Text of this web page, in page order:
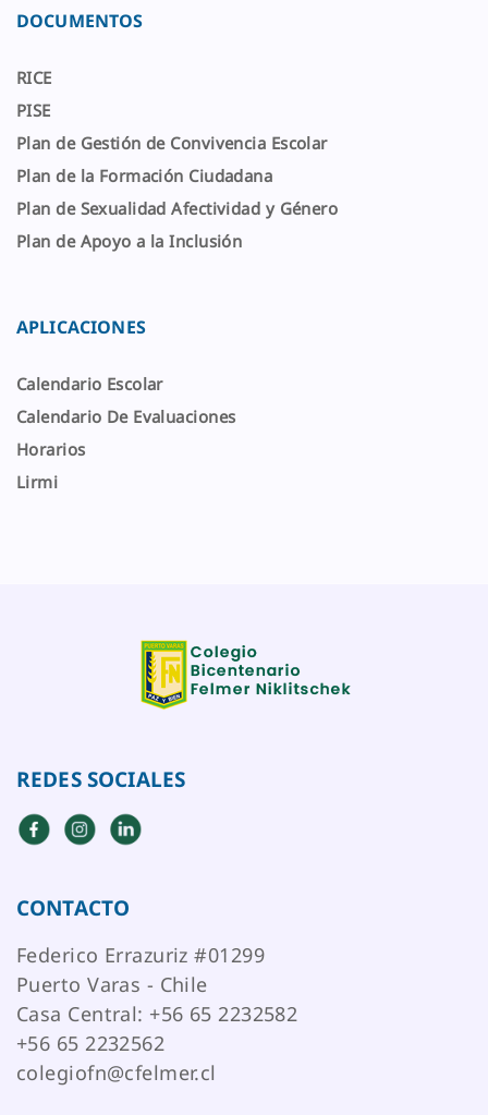
DOCUMENTOS
RICE
PISE
Plan de Gestión de Convivencia Escolar
Plan de la Formación Ciudadana
Plan de Sexualidad Afectividad y Género
Plan de Apoyo a la Inclusión
APLICACIONES
Calendario Escolar
Calendario De Evaluaciones
Horarios
Lirmi
REDES SOCIALES
CONTACTO
Federico Errazuriz #01299
Puerto Varas - Chile
Casa Central: +56 65 2232582
+56 65 2232562
colegiofn@cfelmer.cl